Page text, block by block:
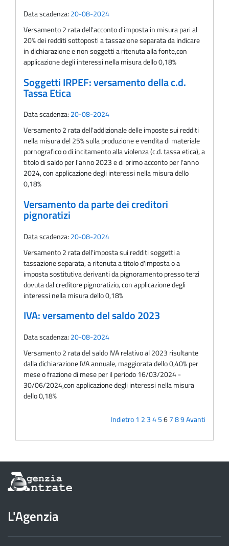
Data scadenza: 20-08-2024
Versamento 2 rata dell'acconto d'imposta in misura pari al
20% dei redditi sottoposti a tassazione separata da indicare
in dichiarazione e non soggetti a ritenuta alla fonte,con
applicazione degli interessi nella misura dello 0,18%
Soggetti IRPEF: versamento della c.d.
Tassa Etica
Data scadenza: 20-08-2024
Versamento 2 rata dell'addizionale delle imposte sui redditi
nella misura del 25% sulla produzione e vendita di materiale
pornografico o di incitamento alla violenza (c.d. tassa etica), a
titolo di saldo per l'anno 2023 e di primo acconto per l'anno
2024, con applicazione degli interessi nella misura dello
0,18%
Versamento da parte dei creditori
pignoratizi
Data scadenza: 20-08-2024
Versamento 2 rata dell'imposta sui redditi soggetti a
tassazione separata, a ritenuta a titolo d'imposta o a
imposta sostitutiva derivanti da pignoramento presso terzi
dovuta dal creditore pignoratizio, con applicazione degli
interessi nella misura dello 0,18%
IVA: versamento del saldo 2023
Data scadenza: 20-08-2024
Versamento 2 rata del saldo IVA relativo al 2023 risultante
dalla dichiarazione IVA annuale, maggiorata dello 0,40% per
mese o frazione di mese per il periodo 16/03/2024 -
30/06/2024,con applicazione degli interessi nella misura
dello 0,18%
Indietro1 2 3456789Avanti
Informazioni
sul
dell'Agenzia
delle
Entrate
L'Agenzia